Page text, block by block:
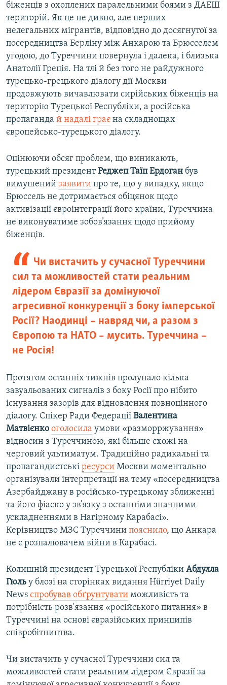
біженців з охоплених паралельними боями з ДАЕШ
територій. Як це не дивно, але перших
нелегальних мігрантів, відповідно до досягнутої за
посередництва Берліну між Анкарою та Брюсселем
угодою, до Туреччини повернула і далека, і близька
Анатолії Греція. На тлі й без того не райдужного
турецько-грецького діалогу дії Москви
продовжують вичавлювати сирійських біженців на
територію Турецької Республіки, а російська
пропаганда й надалі грає на складнощах
європейсько-турецького діалогу.
Оцінюючи обсяг проблем, що виникають,
турецький президентРеджеп Таїп Ердоган був
вимушений заявити про те, що у випадку, якщо
Брюссель не дотримається обіцянок щодо
активізації євроінтеграції його країни, Туреччина
не виконуватиме зобов’язання щодо прийому
біженців.
Чи вистачить у сучасної Туреччини
сил та можливостей стати реальним
лідером Євразії за домінуючої
агресивної конкуренції з боку імперської
Росії? Наодинці – навряд чи, а разом з
Європою та НАТО – мусить. Туреччина –
не Росія!
Протягом останніх тижнів пролунало кілька
завуальованих сигналів з боку Росії про нібито
існування зазорів для відновлення повноцінного
діалогу. Спікер Ради Федерації Валентина
Матвієнко оголосила умови «разморржування»
відносин з Туреччиною, які більше схожі на
черговий ультиматум. Традиційно радикальні та
пропагандистські ресурси Москви моментально
організували інтерпретації на тему «посередництва
Азербайджану в російсько-турецькому зближенні
та його фіаско у зв’язку з останніми значними
ускладненнями в Нагірному Карабасі».
Керівництво МЗС Туреччини пояснило, що Анкара
не є розпалювачем війни в Карабасі.
Колишній президент Турецької Республіки Абдулла
Гюль у блозі на сторінках видання Hürriyet Daily
News спробував обґрунтувати можливість та
потрібність розв'язання «російського питання» в
Туреччині на основі євразійських принципів
співробітництва.
Чи вистачить у сучасної Туреччини сил та
можливостей стати реальним лідером Євразії за